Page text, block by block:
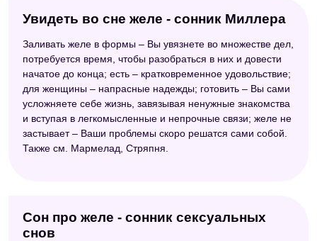
Увидеть во сне желе - сонник Миллера
Заливать желе в формы – Вы увязнете во множестве дел,
потребуется время, чтобы разобраться в них и довести
начатое до конца; есть – кратковременное удовольствие;
для женщины – напрасные надежды; готовить – Вы сами
усложняете себе жизнь, завязывая ненужные знакомства
и вступая в легкомысленные и непрочные связи; желе не
застывает – Ваши проблемы скоро решатся сами собой.
Также см. Мармелад, Стряпня.
Сон про желе - сонник сексуальных
снов